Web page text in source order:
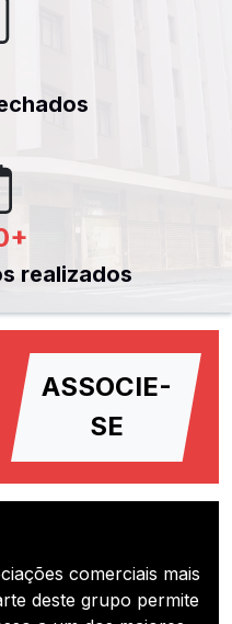
+
realizados
ASSOCIE-
SE
comerciais mais
deste grupo permite